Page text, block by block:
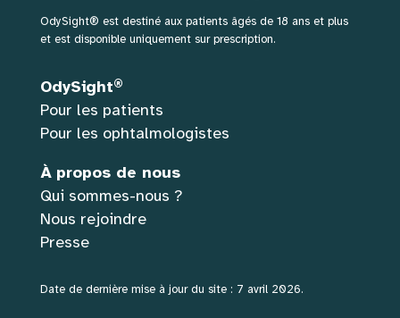
OdySight® est destiné aux patients âgés de 18 ans et plus
et est disponible uniquement sur prescription.
OdySight®
Pour les patients
Pour les ophtalmologistes
À propos de nous
Qui sommes-nous ?
Nous rejoindre
Presse
Date de dernière mise à jour du site : 7 avril 2026.